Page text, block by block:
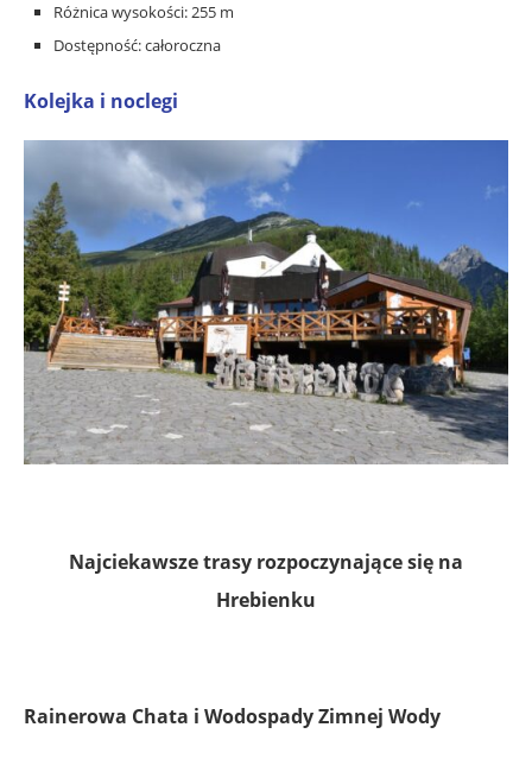
Różnica wysokości: 255 m
Dostępność: całoroczna
Kolejka i noclegi
Najciekawsze trasy rozpoczynające się na
Hrebienku
Rainerowa Chata i Wodospady Zimnej Wody